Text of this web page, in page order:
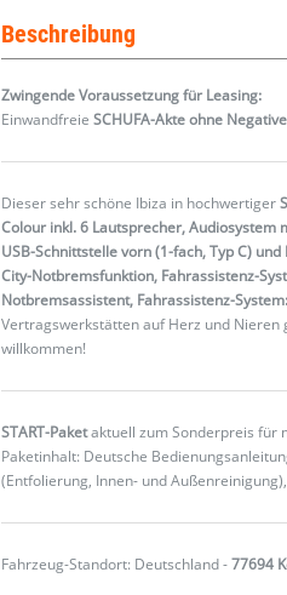
Beschreibung
Zwingende Voraussetzung für Leasing:
EinwandfreieSCHUFA-Akte ohne
Dieser sehr schöne Ibiza in hochwertiger
Colour inkl. 6 Lautsprecher,
USB-Schnittstelle vorn (1-fach, Typ C)
City-Notbremsfunktion, Fahrassistenz-
Notbremsassistent, Fahrassistenz-
Vertragswerkstätten auf Herz und
willkommen!
START-Paketaktuell zum Sonderpreis für
Paketinhalt: Deutsche
(Entfolierung, Innen- und
Fahrzeug-Standort: Deutschland -77694